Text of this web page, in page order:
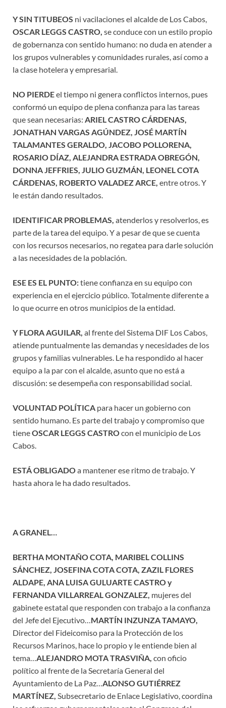
Y SIN TITUBEOS ni vacilaciones el alcalde de Los Cabos,
OSCAR LEGGS CASTRO, se conduce con un estilo propio
de gobernanza con sentido humano: no duda en atender a
los grupos vulnerables y comunidades rurales, así como a
la clase hotelera y empresarial.
NO PIERDEel tiempo ni genera conflictos internos, pues
conformó un equipo de plena confianza para las tareas
que sean necesarias: ARIEL CASTRO CÁRDENAS,
JONATHAN VARGAS AGÚNDEZ, JOSÉ MARTÍN
TALAMANTES GERALDO, JACOBO POLLORENA,
ROSARIO DÍAZ, ALEJANDRA ESTRADA OBREGÓN,
DONNA JEFFRIES, JULIO GUZMÁN, LEONEL COTA
CÁRDENAS, ROBERTO VALADEZ ARCE, entre otros. Y
le están dando resultados.
IDENTIFICAR PROBLEMAS, atenderlos y resolverlos, es
parte de la tarea del equipo. Y a pesar de que se cuenta
con los recursos necesarios, no regatea para darle solución
a las necesidades de la población.
ESE ES EL PUNTO:tiene confianza en su equipo con
experiencia en el ejercicio público. Totalmente diferente a
lo que ocurre en otros municipios de la entidad.
Y FLORA AGUILAR, al frente del Sistema DIF Los Cabos,
atiende puntualmente las demandas y necesidades de los
grupos y familias vulnerables. Le ha respondido al hacer
equipo a la par con el alcalde, asunto que no está a
discusión: se desempeña con responsabilidad social.
VOLUNTAD POLÍTICA para hacer un gobierno con
sentido humano. Es parte del trabajo y compromiso que
tieneOSCAR LEGGS CASTROcon el municipio de Los
Cabos.
ESTÁ OBLIGADOa mantener ese ritmo de trabajo. Y
hasta ahora le ha dado resultados.
A GRANEL…
BERTHA MONTAÑO COTA, MARIBEL COLLINS
SÁNCHEZ, JOSEFINA COTA COTA, ZAZIL FLORES
ALDAPE, ANA LUISA GULUARTE CASTRO y
FERNANDA VILLARREAL GONZALEZ, mujeres del
gabinete estatal que responden con trabajo a la confianza
del Jefe del Ejecutivo…MARTÍN INZUNZA TAMAYO,
Director del Fideicomiso para la Protección de los
Recursos Marinos, hace lo propio y le entiende bien al
tema…ALEJANDRO MOTA TRASVIÑA, con oficio
político al frente de la Secretaría General del
Ayuntamiento de La Paz…ALONSO GUTIÉRREZ
MARTÍNEZ, Subsecretario de Enlace Legislativo, coordina